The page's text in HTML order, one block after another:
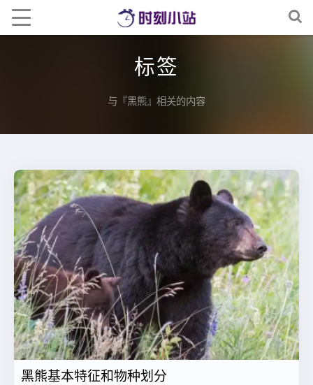
标签
与『黑熊』相关的内容
黑熊基本特征和物种划分